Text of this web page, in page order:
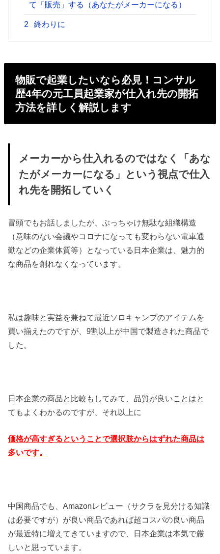
て「販売」する（あなたがメーカーになる）
2 終わりに
物販で起業したいなら必見！コンサル
歴4年の元工員起業家が仕入れ先の開拓
方法を詳しく解説します
メーカーから仕入れるのではなく「あな
たがメーカーになる」という視点で仕入
れ先を開拓していく
冒頭でもお話しましたが、ぶっちゃけ無駄な組織構造
（意味のない会議やコロナになっても変わらない電車通
勤などの企業体質等）となっている日本企業は、魅力的
な商品を創れなくなっています。
私は趣味と実益を兼ねて最近ソロキャンプのアイテムを
買い揃えたのですが、9割以上が中国で製造された商品で
した。
日本企業の商品と比較もしてみて、品質が良いことはと
てもよくわかるのですが、それ以上に
価格が高すぎるということで選択肢からはずれた商品は
多いです。
中国商品でも、Amazonレビュー（サクラを見分ける知識
は必要ですが）が良い商品であれば超コスパの良い商品
が最近特に増えてきていますので、日本企業は本気で厳
しいと思っています。